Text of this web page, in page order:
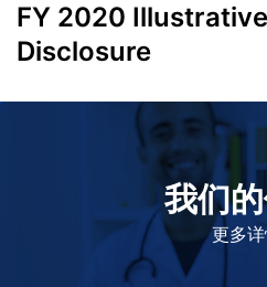
FY 2020
Disclosure
我们
更多
致力于提高患者的